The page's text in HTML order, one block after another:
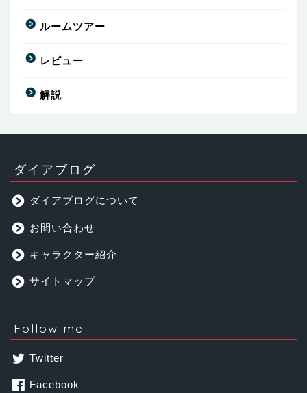
ルームツアー
レビュー
解説
ダイアブログ
ダイアブログについて
お問い合わせ
キャラクター紹介
サイトマップ
Follow me
Twitter
Facebook